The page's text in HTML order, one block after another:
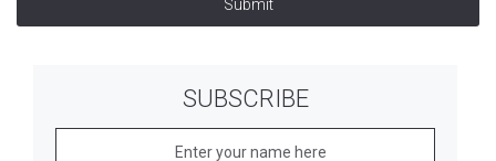
Submit
SUBSCRIBE